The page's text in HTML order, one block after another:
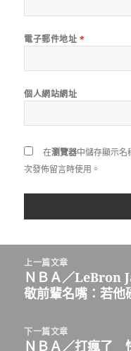
電子郵件地址 *
個人網站網址
在瀏覽器中儲存顯示名
次發佈留言時使用。
上一篇文章
上
一
文
章:
ＮＢＡ／LeBron
敬前輩名嘴：若他
下一篇文章
下
ＮＢＡ／打瘋了